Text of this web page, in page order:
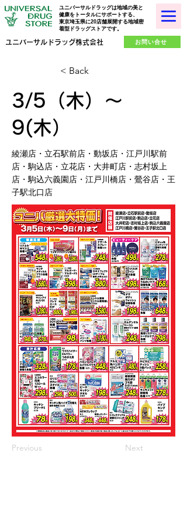
ユニバーサルドラッグは地域の美と
健康をトータルにサポートする、
東京埼玉県に20店舗展開する地域密
着型ドラッグストアです。
ユニバーサルドラッグ株式会社 お問い合せ
< Back
3/5（木）～
9(木）
綾瀬店・立石駅前店・動坂店・江戸川駅前
店・駒込店・立花店・大井町店・志村坂上
店・駒込六義園店・江戸川橋店・鶯谷店・王
子駅北口店
Previous Next